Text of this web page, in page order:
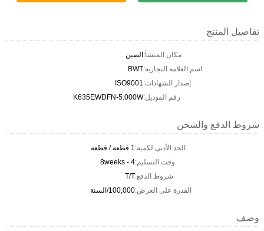
تفاصيل المنتج
مكان المنشأ:الصين
اسم العلامة التجارية:BWT
إصدار الشهادات:ISO9001
رقم الموديل:K635EWDFN-5.000W
شروط الدفع والشحن
الحد الأدنى لكمية:1 قطعة / قطعة
وقت التسليم:4 - 8weeks
شروط الدفع:T/T
القدرة على العرض:100,000/السنة
وصف